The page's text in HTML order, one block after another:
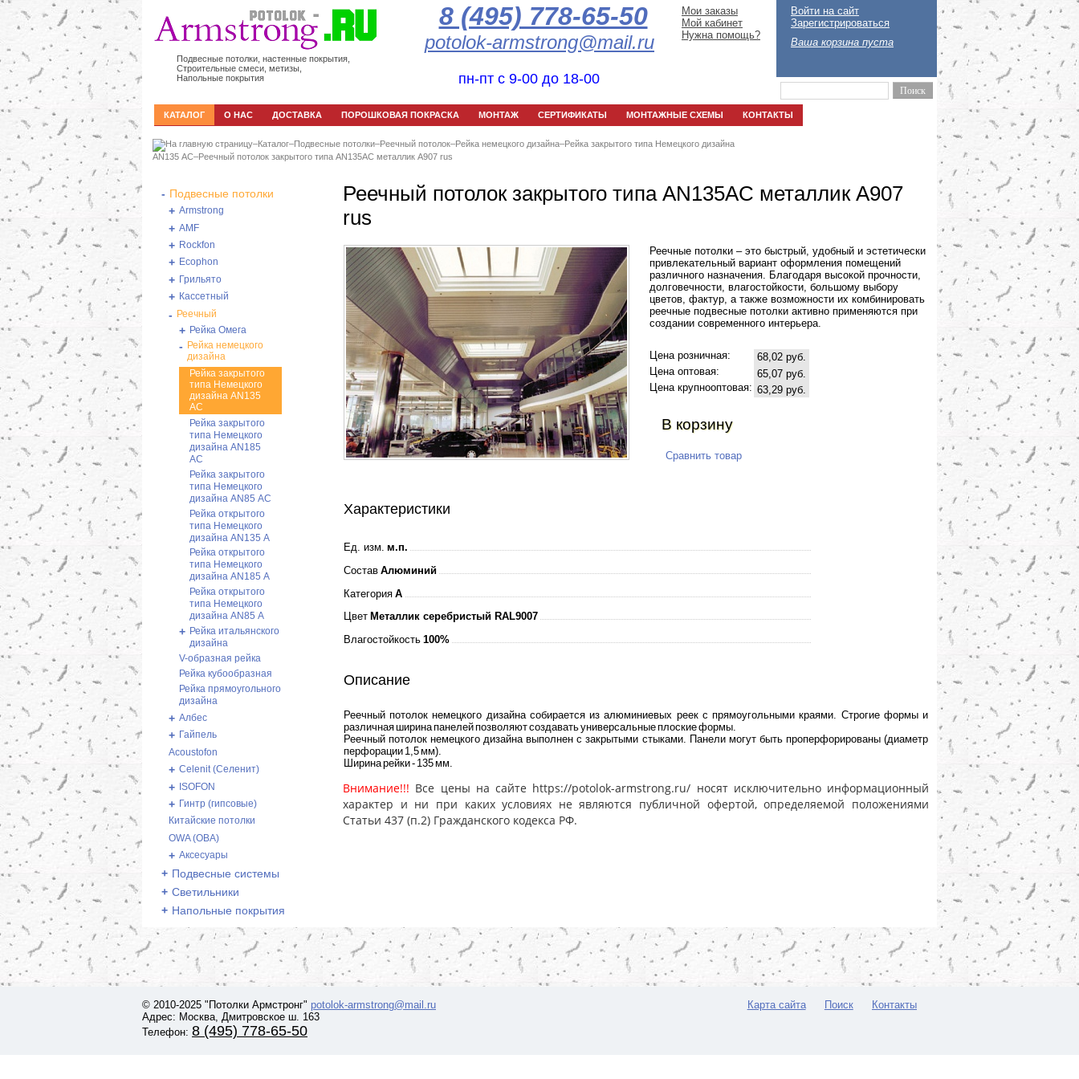
Подвесные потолки, настенные покрытия,
Строительные смеси, метизы,
Напольные покрытия
8 (495) 778-65-50
potolok-armstrong@mail.ru
пн-пт с 9-00 до 18-00
КАТАЛОГ О НАС ДОСТАВКА ПОРОШКОВАЯ ПОКРАСКА МОНТАЖ СЕРТИФИКАТЫ МОНТАЖНЫЕ СХЕМЫ КОНТАКТЫ
Мои заказы
Мой кабинет
Нужна помощь?
Войти на сайт
Зарегистрироваться
Ваша корзина пуста
–Каталог–Подвесные потолки–Реечный потолок–Рейка немецкого дизайна–Рейка закрытого типа Немецкого дизайна
АN135 АС–Реечный потолок закрытого типа AN135AС металлик А907 rus
- Подвесные потолки
+ Armstrong
+ AMF
+ Rockfon
+ Ecophon
+ Грильято
+ Кассетный
- Реечный
+ Рейка Омега
- Рейка немецкого
дизайна
Рейка закрытого
типа Немецкого
дизайна АN135
АС
Рейка закрытого
типа Немецкого
дизайна АN185
АС
Рейка закрытого
типа Немецкого
дизайна АN85 АС
Рейка открытого
типа Немецкого
дизайна АN135 А
Рейка открытого
типа Немецкого
дизайна АN185 А
Рейка открытого
типа Немецкого
дизайна АN85 А
+ Рейка итальянского
дизайна
V-образная рейка
Рейка кубообразная
Рейка прямоугольного
дизайна
+ Албес
+ Гайпель
Acoustofon
+ Celenit (Селенит)
+ ISOFON
+ Гинтр (гипсовые)
Китайские потолки
OWA (ОВА)
+ Аксесуары
+ Подвесные системы
+ Светильники
+ Напольные покрытия
Реечный потолок закрытого типа AN135AС металлик А907
rus
Реечные потолки – это быстрый, удобный и эстетически
привлекательный вариант оформления помещений
различного назначения. Благодаря высокой прочности,
долговечности, влагостойкости, большому выбору
цветов, фактур, а также возможности их комбинировать
реечные подвесные потолки активно применяются при
создании современного интерьера.
Цена розничная:
68,02 руб.
Цена оптовая:
65,07 руб.
Цена крупнооптовая: 63,29 руб.
В корзину
Сравнить товар
Характеристики
Ед. изм. м.п.
Состав Алюминий
Категория A
Цвет Металлик серебристый RAL9007
Влагостойкость 100%
Описание
Реечный потолок немецкого дизайна собирается из алюминиевых реек с прямоугольными краями. Строгие формы и
различная ширина панелей позволяют создавать универсальные плоские формы.
Реечный потолок немецкого дизайна выполнен с закрытыми стыками. Панели могут быть проперфорированы (диаметр
перфорации 1,5 мм).
Ширина рейки - 135 мм.
Внимание!!! Все цены на сайте https://potolok-armstrong.ru/ носят исключительно информационный
характер и ни при каких условиях не являются публичной офертой, определяемой положениями
Статьи 437 (п.2) Гражданского кодекса РФ.
© 2010-2025 "Потолки Армстронг" potolok-armstrong@mail.ru
Адрес: Москва, Дмитровское ш. 163
Телефон: 8 (495) 778-65-50
Карта сайта Поиск Контакты